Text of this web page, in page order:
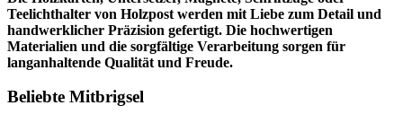
Teelichthalter von Holzpost werden mit Liebe zum Detail und
handwerklicher Präzision gefertigt. Die hochwertigen
Materialien und die sorgfältige Verarbeitung sorgen für
langanhaltende Qualität und Freude.
Beliebte Mitbrigsel